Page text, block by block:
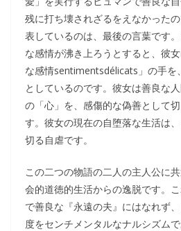
残に打ち壊されざるをえなかった
表しているのは、最後の言葉です
な感情が沸き上ろうとすると、彼
な感情sentimentsdélicats」の手を
としているのです。彼女は善良な
の「心」を、感傷的な偽善として
す。彼女の現在の自堕落な生活は
切る自虐です。
この二つの物語の二人の主人公に
会的道徳的生活からの逸脱です。
で善良な『永遠の夫』にはなれず
度をセンチメンタルなナルシズム